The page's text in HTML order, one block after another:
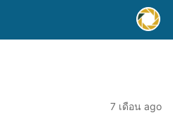
7 เดือน ago